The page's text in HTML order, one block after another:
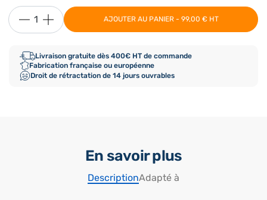
AJOUTER AU PANIER - 99,00 € HT
Livraison gratuite dès 400€ HT de commande
Fabrication française ou européenne
Droit de rétractation de 14 jours ouvrables
En savoir plus
DescriptionAdapté à